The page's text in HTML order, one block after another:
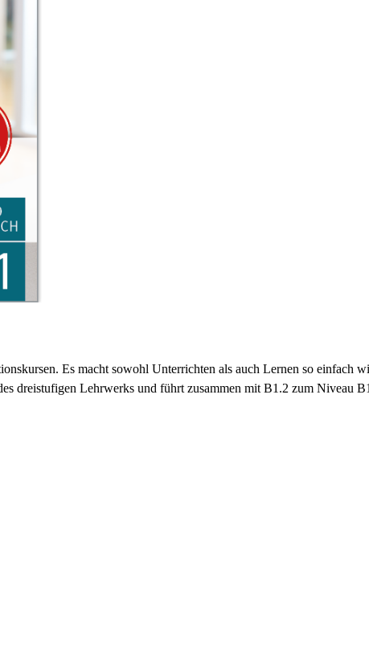
Es macht sowohl Unterrichten als auch Lernen so einfach
dreistufigen Lehrwerks und führt zusammen mit B1.2 zum Niveau